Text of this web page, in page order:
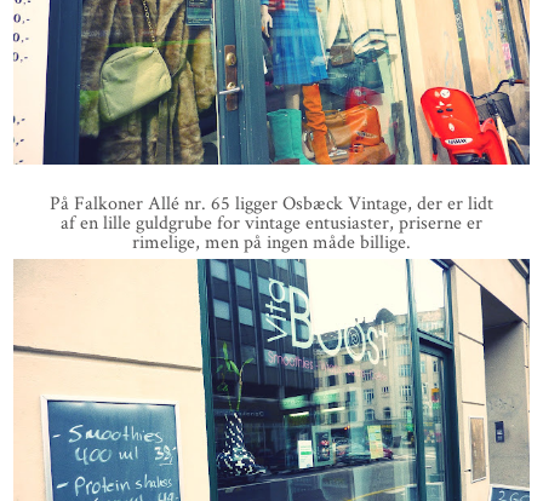
På Falkoner Allé nr. 65 ligger Osbæck Vintage, der er lidt
af en lille guldgrube for vintage entusiaster, priserne er
rimelige, men på ingen måde billige.